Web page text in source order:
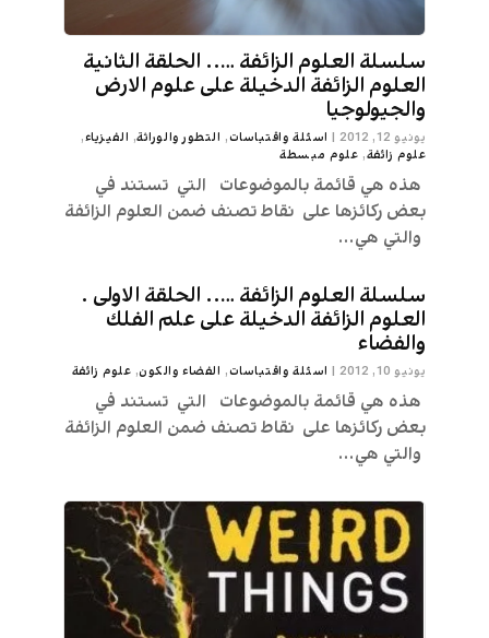
سلسلة العلوم الزائفة ….. الحلقة الثانية
العلوم الزائفة الدخيلة على علوم الارض
والجيولوجيا
يونيو 12, 2012 | اسئلة واقتباسات, التطور والوراثة, الفيزياء,
علوم زائفة, علوم مبسطة
هذه هي قائمة بالموضوعات التي تستند في
بعض ركائزها على نقاط تصنف ضمن العلوم الزائفة
والتي هي...
سلسلة العلوم الزائفة ….. الحلقة الاولى .
العلوم الزائفة الدخيلة على علم الفلك
والفضاء
يونيو 10, 2012 | اسئلة واقتباسات, الفضاء والكون, علوم زائفة
هذه هي قائمة بالموضوعات التي تستند في
بعض ركائزها على نقاط تصنف ضمن العلوم الزائفة
والتي هي...